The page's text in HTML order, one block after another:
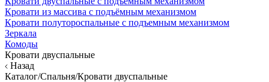
Кровати из массива с подъёмным механизмом
Кровати полутороспальные с подъемным механизмом
Зеркала
Комоды
Кровати двуспальные
Назад
Каталог/Спальня/Кровати двуспальные